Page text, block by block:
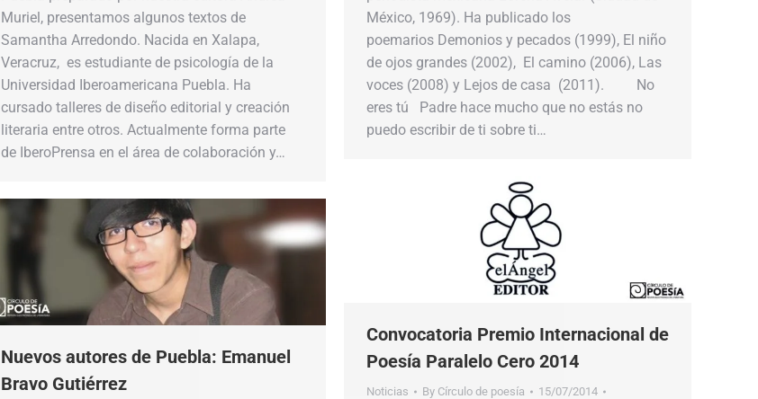
Muriel, presentamos algunos textos de
Samantha Arredondo. Nacida en Xalapa,
Veracruz, es estudiante de psicología de la
Universidad Iberoamericana Puebla. Ha
cursado talleres de diseño editorial y creación
literaria entre otros. Actualmente forma parte
de IberoPrensa en el área de colaboración y…
México, 1969). Ha publicado los
poemarios Demonios y pecados (1999), El niño
de ojos grandes (2002), El camino (2006), Las
voces (2008) y Lejos de casa (2011). No
eres tú Padre hace mucho que no estás no
puedo escribir de ti sobre ti…
Convocatoria Premio Internacional de
Poesía Paralelo Cero 2014
Noticias By Círculo de poesía
15/07/2014
Nuevos autores de Puebla: Emanuel
Bravo Gutiérrez